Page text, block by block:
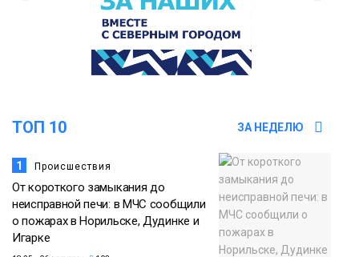
Барнаул обошёл Красноярск в
списке городов, откуда приехали
норильчане
ТОП 10 ЗА НЕДЕЛЮ
1 Происшествия
От короткого замыкания до
неисправной печи: в МЧС сообщили
о пожарах в Норильске, Дудинке и
Игарке